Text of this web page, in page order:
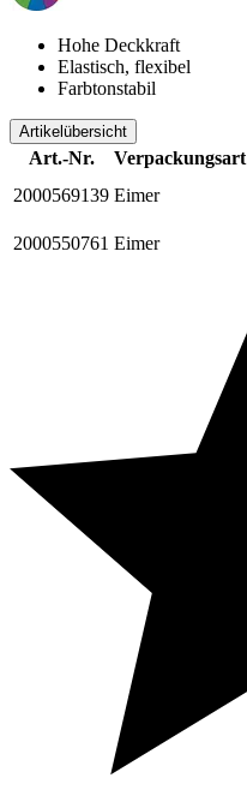
Hohe Deckkraft
Elastisch, flexibel
Farbtonstabil
Artikelübersicht
Art.-Nr. Verpackungsart
2000569139 Eimer
2000550761 Eimer